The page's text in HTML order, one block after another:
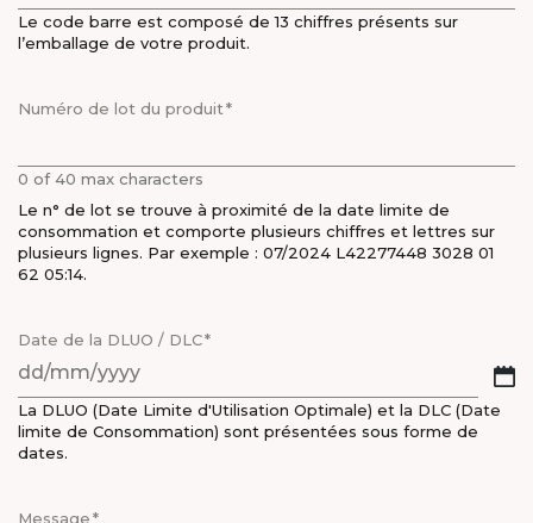
Le code barre est composé de 13 chiffres présents sur
l’emballage de votre produit.
Numéro de lot du produit
0 of 40 max characters
Le n° de lot se trouve à proximité de la date limite de
consommation et comporte plusieurs chiffres et lettres sur
plusieurs lignes. Par exemple : 07/2024 L42277448 3028 01
62 05:14.
Date de la DLUO / DLC
DD
slash
MM
La DLUO (Date Limite d'Utilisation Optimale) et la DLC (Date
limite de Consommation) sont présentées sous forme de
dates.
Message